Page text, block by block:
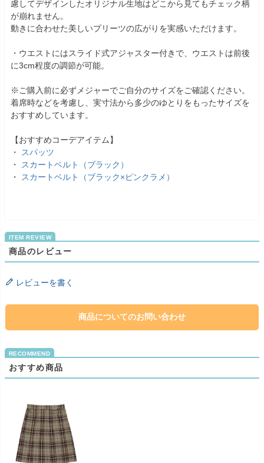
慮してデザインしたオリジナル生地はどこから見てもチェック柄
が崩れません。
動きに合わせた美しいプリーツの広がりを実感いただけます。
・ウエストにはスライド式アジャスター付きで、ウエストは前後
に3cm程度の調節が可能。
※ご購入前に必ずメジャーでご自分のサイズをご確認ください。
着席時などを考慮し、実寸法から多少のゆとりをもったサイズを
おすすめしています。
【おすすめコーデアイテム】
・
スパッツ
・
スカートベルト（ブラック）
・
スカートベルト（ブラック×ピンクラメ）
商品のレビュー
レビューを書く
商品についてのお問い合わせ
おすすめ商品